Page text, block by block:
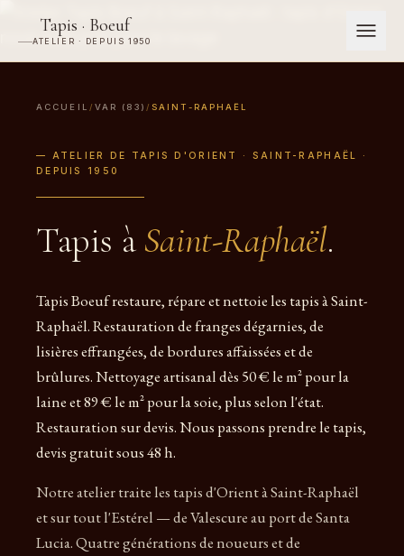
Tapis · Boeuf
ATELIER · DEPUIS 1950
ACCUEIL / VAR (83) / SAINT-RAPHAËL
— ATELIER DE TAPIS D'ORIENT · SAINT-RAPHAËL ·
DEPUIS 1950
Tapis à Saint-Raphaël.
Tapis Boeuf restaure, répare et nettoie les tapis à Saint-
Raphaël. Restauration de franges dégarnies, de
lisières effrangées, de bordures affaissées et de
brûlures. Nettoyage artisanal dès 50 € le m² pour la
laine et 89 € le m² pour la soie, plus selon l'état.
Restauration sur devis. Nous passons prendre le tapis,
devis gratuit sous 48 h.
Notre atelier traite les tapis d'Orient à Saint-Raphaël
et sur tout l'Estérel — de Valescure au port de Santa
Lucia. Quatre générations de noueurs et de